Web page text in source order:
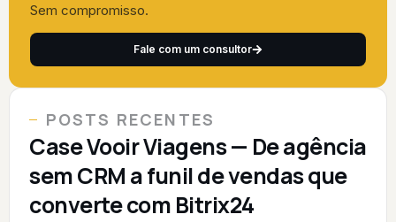
Sem compromisso.
Fale com um consultor
POSTS RECENTES
Case Vooir Viagens — De agência
sem CRM a funil de vendas que
converte com Bitrix24